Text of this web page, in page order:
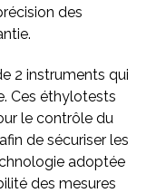
des
2 instruments qui
Ces éthylotests
le contrôle du
de sécuriser les
adoptée
des mesures